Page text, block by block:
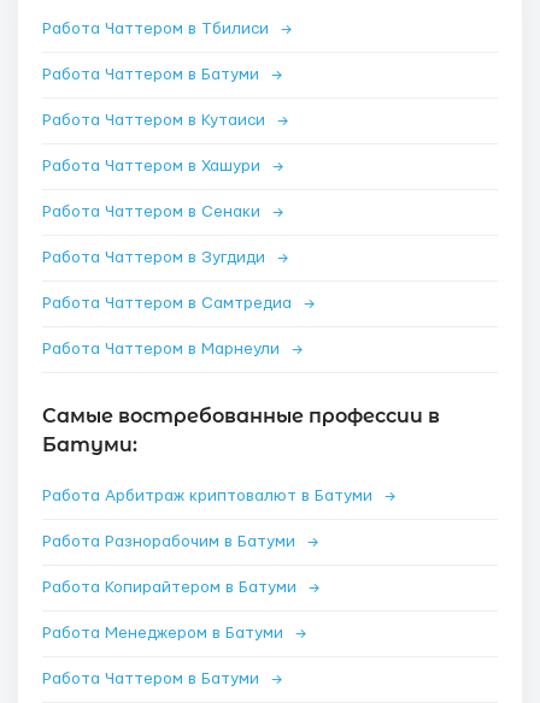
Работа Чаттером в Тбилиси →
Работа Чаттером в Батуми →
Работа Чаттером в Кутаиси →
Работа Чаттером в Хашури →
Работа Чаттером в Сенаки →
Работа Чаттером в Зугдиди →
Работа Чаттером в Самтредиа →
Работа Чаттером в Марнеули →
Самые востребованные профессии в
Батуми:
Работа Арбитраж криптовалют в Батуми →
Работа Разнорабочим в Батуми →
Работа Копирайтером в Батуми →
Работа Менеджером в Батуми →
Работа Чаттером в Батуми →